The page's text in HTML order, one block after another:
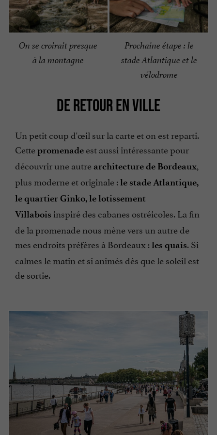
On se croirait presque
à la montagne
Prochaine étape : le
stade Atlantique et le
vélodrome
DE RETOUR EN VILLE
Un petit coup d'œil sur la carte et on est reparti.
Cettepromenade est aussi intéressante pour
découvrir une autre architecture de Bordeaux,
plus moderne et originale :le stade Atlantique,
le quartier Ginko, le lotissement
Villabois inspiré des cabanes ostréicoles. La fin
de la promenade nous mène vers un autre de
mes endroits préfères à Bordeaux :les quais. Si
calmes le matin et si animés dès que le soleil est
de sortie.